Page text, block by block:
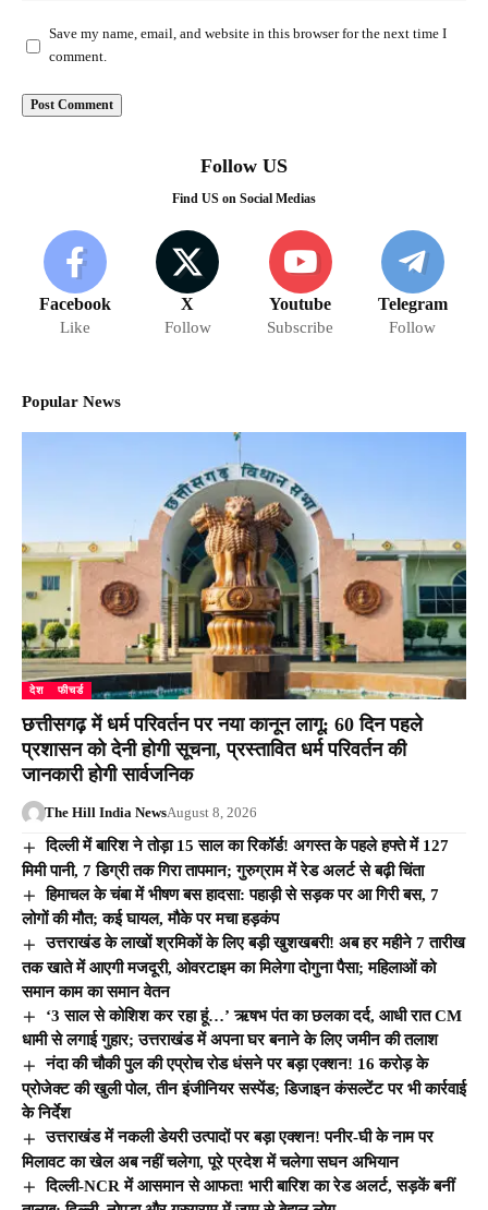
Save my name, email, and website in this browser for the next time I
comment.
Follow US
Find US on Social Medias
Facebook
Like
X
Follow
Youtube
Subscribe
Telegram
Follow
Popular News
देश फीचर्ड
छत्तीसगढ़ में धर्म परिवर्तन पर नया कानून लागू: 60 दिन पहले
प्रशासन को देनी होगी सूचना, प्रस्तावित धर्म परिवर्तन की
जानकारी होगी सार्वजनिक
The Hill India NewsAugust 8, 2026
दिल्ली में बारिश ने तोड़ा 15 साल का रिकॉर्ड! अगस्त के पहले हफ्ते में 127
मिमी पानी, 7 डिग्री तक गिरा तापमान; गुरुग्राम में रेड अलर्ट से बढ़ी चिंता
हिमाचल के चंबा में भीषण बस हादसा: पहाड़ी से सड़क पर आ गिरी बस, 7
लोगों की मौत; कई घायल, मौके पर मचा हड़कंप
उत्तराखंड के लाखों श्रमिकों के लिए बड़ी खुशखबरी! अब हर महीने 7 तारीख
तक खाते में आएगी मजदूरी, ओवरटाइम का मिलेगा दोगुना पैसा; महिलाओं को
समान काम का समान वेतन
‘3 साल से कोशिश कर रहा हूं…’ ऋषभ पंत का छलका दर्द, आधी रात CM
धामी से लगाई गुहार; उत्तराखंड में अपना घर बनाने के लिए जमीन की तलाश
नंदा की चौकी पुल की एप्रोच रोड धंसने पर बड़ा एक्शन! 16 करोड़ के
प्रोजेक्ट की खुली पोल, तीन इंजीनियर सस्पेंड; डिजाइन कंसल्टेंट पर भी कार्रवाई
के निर्देश
उत्तराखंड में नकली डेयरी उत्पादों पर बड़ा एक्शन! पनीर-घी के नाम पर
मिलावट का खेल अब नहीं चलेगा, पूरे प्रदेश में चलेगा सघन अभियान
दिल्ली-NCR में आसमान से आफत! भारी बारिश का रेड अलर्ट, सड़कें बनीं